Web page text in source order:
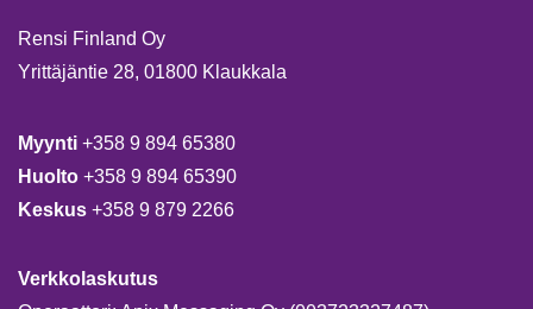
Rensi Finland Oy
Yrittäjäntie 28, 01800 Klaukkala
Myynti +358 9 894 65380
Huolto +358 9 894 65390
Keskus +358 9 879 2266
Verkkolaskutus